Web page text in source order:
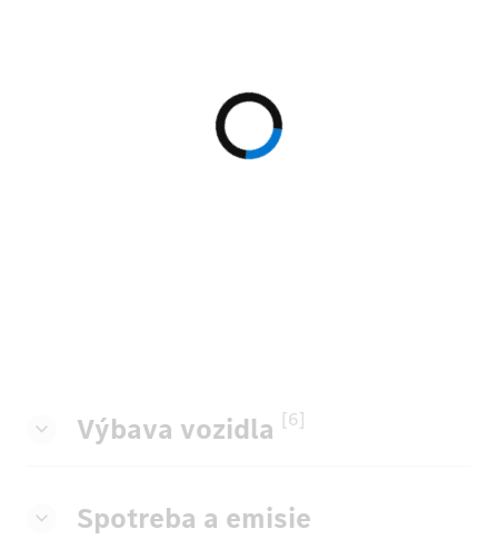
Výbava vozidla [6]
Spotreba a emisie